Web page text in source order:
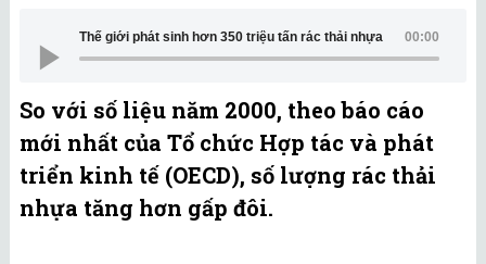
00:00
Thế giới phát sinh hơn 350 triệu tấn rác thải nhựa
So với số liệu năm 2000, theo báo cáo
mới nhất của Tổ chức Hợp tác và phát
triển kinh tế (OECD), số lượng rác thải
nhựa tăng hơn gấp đôi.